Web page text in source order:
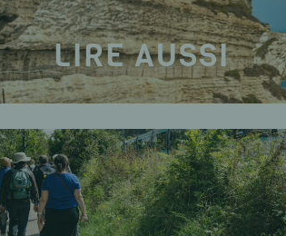
LIRE AUSSI